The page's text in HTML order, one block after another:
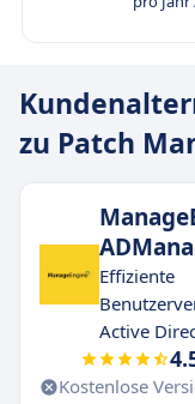
zu Patch
Effiziente
Active
Kostenlose